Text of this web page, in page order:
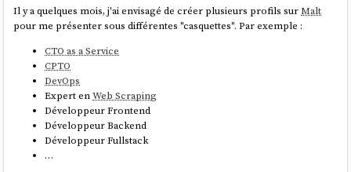
Il y a quelques mois, j'ai envisagé de créer plusieurs profils surMalt
pour me présenter sous différentes "casquettes". Par exemple :
CTO as a Service
CPTO
DevOps
Expert enWeb Scraping
Développeur Frontend
Développeur Backend
Développeur Fullstack
…